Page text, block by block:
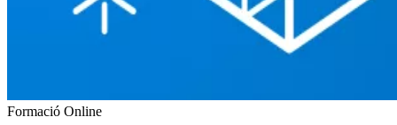
Formació Online